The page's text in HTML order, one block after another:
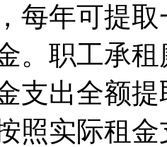
每年可提
。职工承
支出全额
照实际租